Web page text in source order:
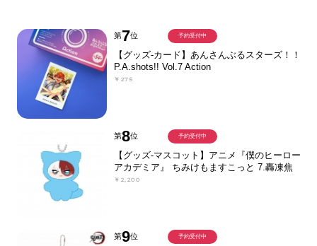
第7位
【グッズ-カード】あんさんぶるスターズ！！
P.A.shots!! Vol.7 Action
￥275
予約受付中
第8位
【グッズ-マスコット】アニメ『僕のヒーロー
アカデミア』 ちみけもますこっと 7.轟凍焦
￥2,200
予約受付中
第9位 予約受付中